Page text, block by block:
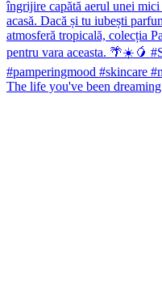
The life you've been